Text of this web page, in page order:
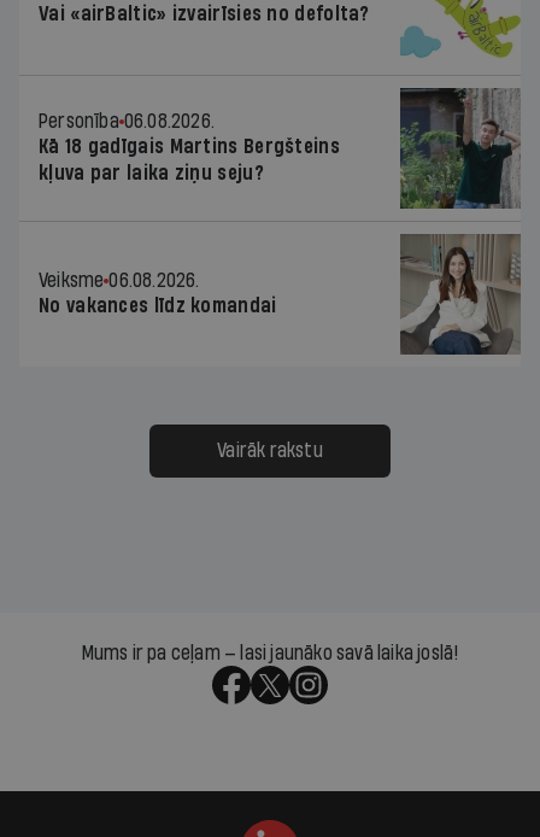
Vai «airBaltic» izvairīsies no defolta?
Personība 06.08.2026.
Kā 18 gadīgais Martins Bergšteins
kļuva par laika ziņu seju?
Veiksme 06.08.2026.
No vakances līdz komandai
Vairāk rakstu
Mums ir pa ceļam — lasi jaunāko savā laika joslā!